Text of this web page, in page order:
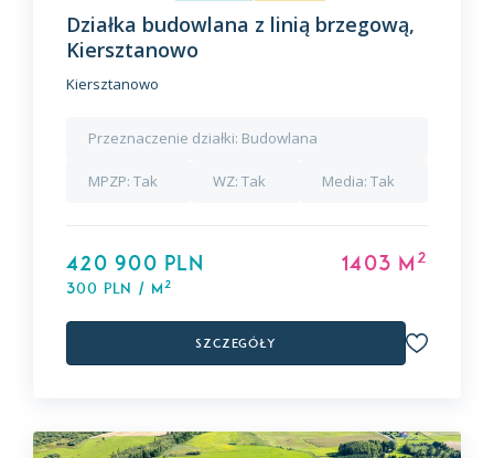
Działka budowlana z linią brzegową,
Kiersztanowo
Kiersztanowo
Przeznaczenie działki: Budowlana
MPZP: Tak WZ:Tak Media: Tak
420 900 PLN
300 PLN / m2
1403 m2
Szczegóły